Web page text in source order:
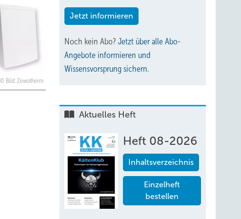
Bild: Zewotherm
Jetzt informieren
Noch kein Abo? Jetzt über alle Abo-
Angebote informieren und
Wissensvorsprung sichern.
Aktuelles Heft
Heft 08-2026
Inhaltsverzeichnis
Einzelheft
bestellen